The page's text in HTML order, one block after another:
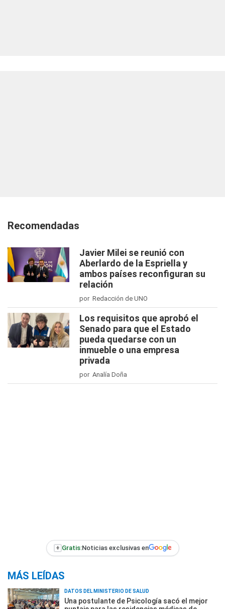
Recomendadas
Javier Milei se reunió con
Aberlardo de la Espriella y
ambos países reconfiguran su
relación
por Redacción de UNO
Los requisitos que aprobó el
Senado para que el Estado
pueda quedarse con un
inmueble o una empresa
privada
por Analía Doña
+ Gratis:Noticias exclusivas en
MÁS LEÍDAS
DATOS DEL MINISTERIO DE SALUD
Una postulante de Psicología sacó el mejor